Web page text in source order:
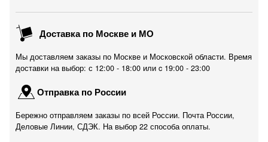
Доставка по Москве и МО
Мы доставляем заказы по Москве и Московской области. Время
доставки на выбор: с 12:00 - 18:00 или c 19:00 - 23:00
Отправка по России
Бережно отправляем заказы по всей России. Почта России,
Деловые Линии, СДЭК. На выбор 22 способа оплаты.